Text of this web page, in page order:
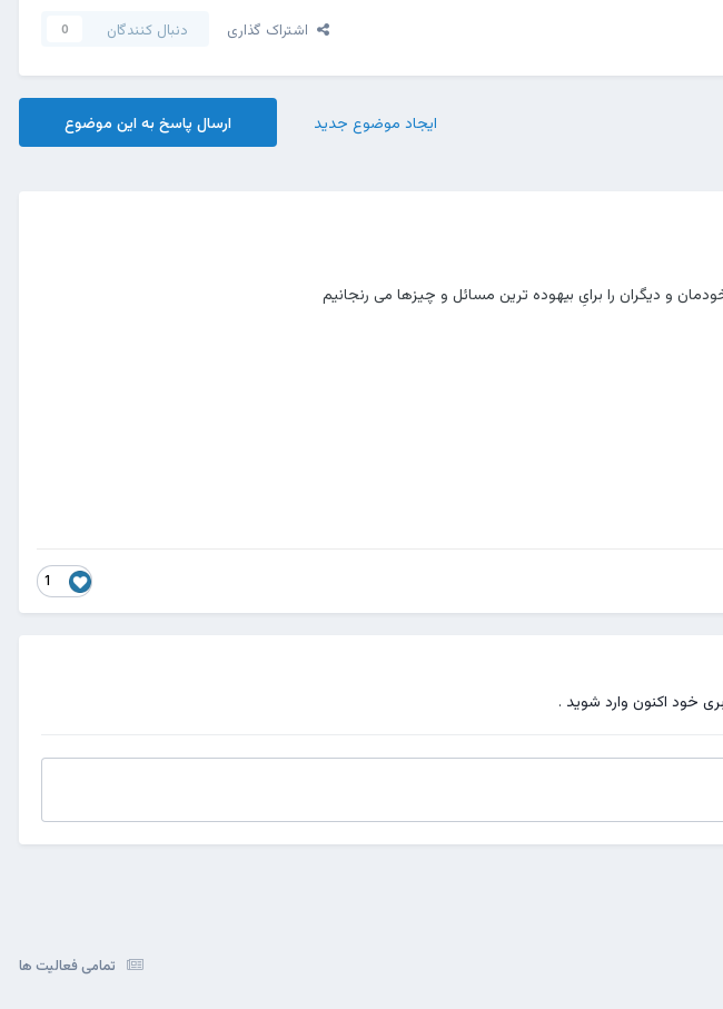
اشتراک گذاری دنبال کنندگان 0
ارسال پاسخ به این موضوع ایجاد موضوع جدید
و دیگران را برایِ بیهوده ترین مسائل و چیزها می رنجانیم
1
خود اکنون وارد شوید .
تمامی فعالیت ها